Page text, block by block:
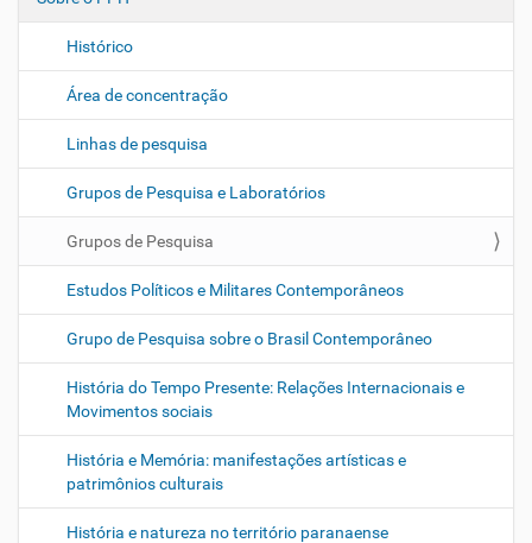
g
ã
Histórico
Área de concentração
Linhas de pesquisa
Grupos de Pesquisa e Laboratórios
Grupos de Pesquisa
Estudos Políticos e Militares Contemporâneos
Grupo de Pesquisa sobre o Brasil Contemporâneo
História do Tempo Presente: Relações Internacionais e
Movimentos sociais
História e Memória: manifestações artísticas e
patrimônios culturais
História e natureza no território paranaense